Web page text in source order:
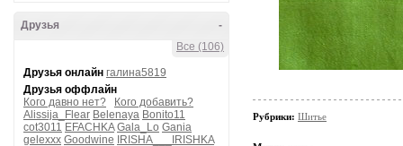
-
Друзья
Все (106)
Друзья онлайн галина5819
Друзья оффлайн
Кого давно нет?
Кого добавить?
Alissija_Flear Belenaya Bonito11
cot3011 EFACHKA Gala_Lo Gania
gelexxx Goodwine
IRISHA___IRISHKA
Рубрики: Шитье